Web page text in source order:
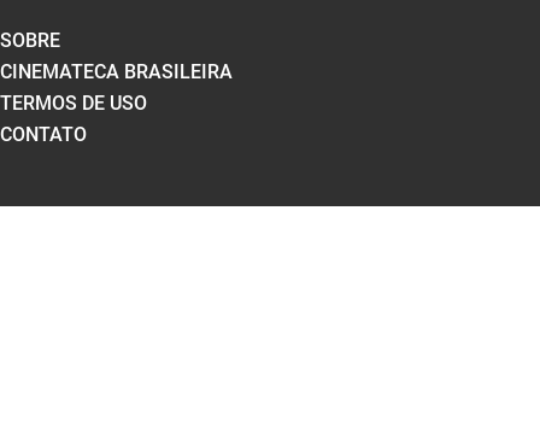
SOBRE
CINEMATECA BRASILEIRA
TERMOS DE USO
CONTATO